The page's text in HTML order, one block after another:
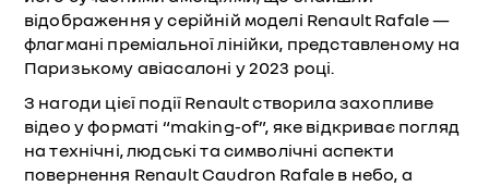
відображення у серійній моделі Renault Rafale —
флагмані преміальної лінійки, представленому на
Паризькому авіасалоні у 2023 році.
З нагоди цієї події Renault створила захопливе
відео у форматі “making-of”, яке відкриває погляд
на технічні, людські та символічні аспекти
повернення Renault Caudron Rafale в небо, а